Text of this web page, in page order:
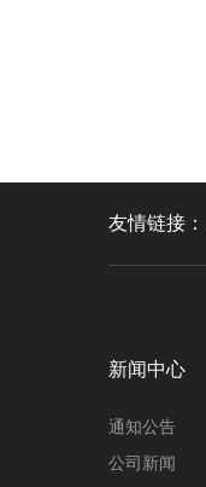
友情链接：
新闻中心
通知公告
公司新闻